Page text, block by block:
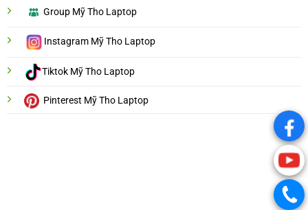
Group Mỹ Tho Laptop
Instagram Mỹ Tho Laptop
Tiktok Mỹ Tho Laptop
Pinterest Mỹ Tho Laptop
.
.
.